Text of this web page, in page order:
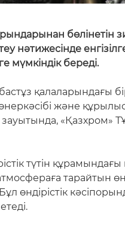
нәтижесінде
мүмкіндік береді.
қалаларындағы
және
«Қазхром»
түтін
тарайтын
өндірістік